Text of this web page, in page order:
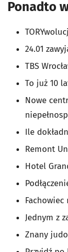
Ponadto
24.01
TBS
To już 10
Nowe
Ile
Remont
Hotel
Jednym z
Znany